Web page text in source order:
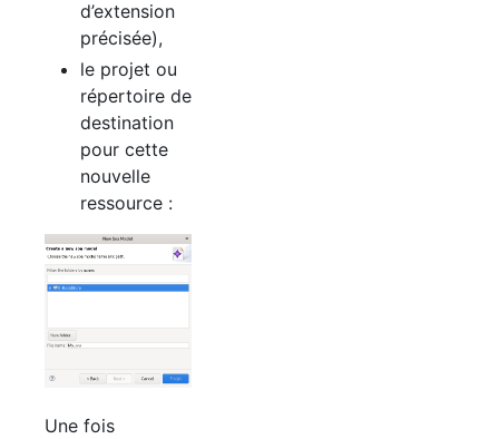
d’extension
précisée),
le projet ou
répertoire de
destination
pour cette
nouvelle
ressource :
Une fois